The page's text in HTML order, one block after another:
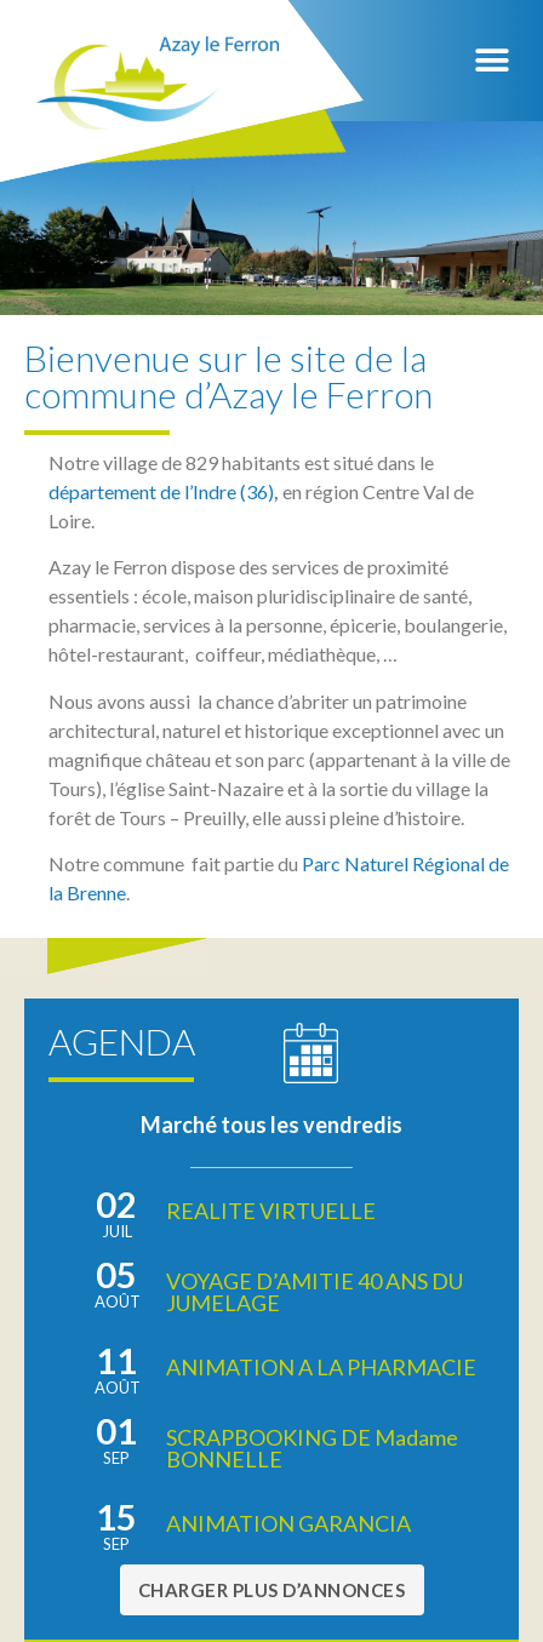
Bienvenue sur le site de la
commune d’Azay le Ferron
Notre village de 829 habitants est situé dans le
département de l’Indre (36), en région Centre Val de
Loire.
Azay le Ferron dispose des services de proximité
essentiels : école, maison pluridisciplinaire de santé,
pharmacie, services à la personne, épicerie, boulangerie,
hôtel-restaurant, coiffeur, médiathèque, …
Nous avons aussi la chance d’abriter un patrimoine
architectural, naturel et historique exceptionnel avec un
magnifique château et son parc (appartenant à la ville de
Tours), l’église Saint-Nazaire et à la sortie du village la
forêt de Tours – Preuilly, elle aussi pleine d’histoire.
Notre commune fait partie du Parc Naturel Régional de
la Brenne.
AGENDA
Marché tous les vendredis
02
JUIL
REALITE VIRTUELLE
05
AOÛT
VOYAGE D’AMITIE 40 ANS DU
JUMELAGE
11
AOÛT
ANIMATION A LA PHARMACIE
01
SEP
SCRAPBOOKING DE Madame
BONNELLE
15
SEP
ANIMATION GARANCIA
CHARGER PLUS D’ANNONCES